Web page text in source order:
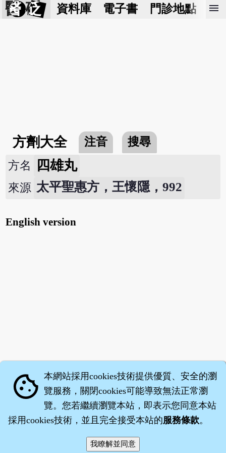
醫 砭 資料庫 電子書 門診地點 預
menu
方劑大全 注音
搜尋
方名
四雄丸
來源 太平聖惠方，王懷隱，992
English version
‧沈藥子©2008～2026
cookie 本網站採用cookies技術提供優質、安全的瀏
覽服務，關閉cookies可能導致無法正常瀏
覽。您若繼續瀏覽本站，即表示您同意本站
採用cookies技術，並且完全接受本站的服務條款。